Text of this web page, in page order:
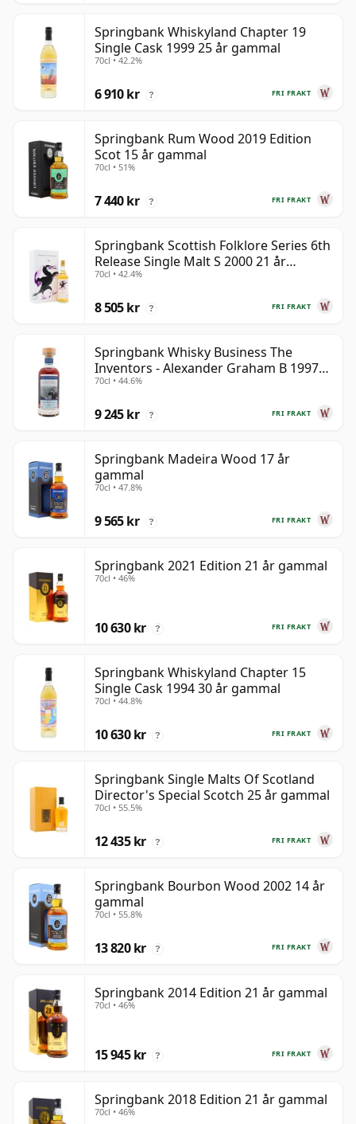
Springbank Whiskyland Chapter 19
Single Cask 1999 25 år gammal
70cl • 42.2%
FRI FRAKT
6 910 kr ?
Springbank Rum Wood 2019 Edition
Scot 15 år gammal
70cl • 51%
FRI FRAKT
7 440 kr ?
Springbank Scottish Folklore Series 6th
Release Single Malt S 2000 21 år
gammal
70cl • 42.4%
FRI FRAKT
8 505 kr ?
Springbank Whisky Business The
Inventors - Alexander Graham B 1997
28 år gammal
70cl • 44.6%
FRI FRAKT
9 245 kr ?
Springbank Madeira Wood 17 år
gammal
70cl • 47.8%
FRI FRAKT
9 565 kr ?
Springbank 2021 Edition 21 år gammal
70cl • 46%
FRI FRAKT
10 630 kr ?
Springbank Whiskyland Chapter 15
Single Cask 1994 30 år gammal
70cl • 44.8%
FRI FRAKT
10 630 kr ?
Springbank Single Malts Of Scotland
Director's Special Scotch 25 år gammal
70cl • 55.5%
FRI FRAKT
12 435 kr ?
Springbank Bourbon Wood 2002 14 år
gammal
70cl • 55.8%
FRI FRAKT
13 820 kr ?
Springbank 2014 Edition 21 år gammal
70cl • 46%
FRI FRAKT
15 945 kr ?
Springbank 2018 Edition 21 år gammal
70cl • 46%